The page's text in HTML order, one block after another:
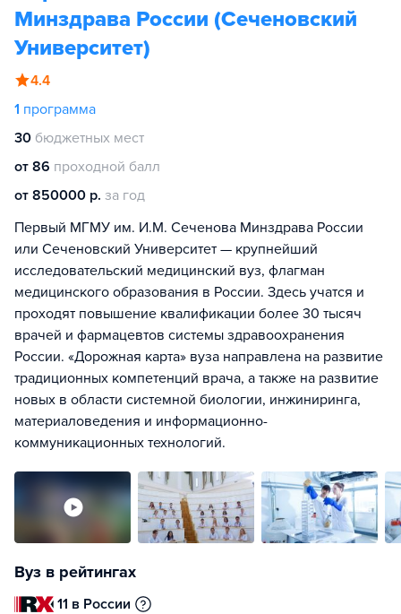
Минздрава России (Сеченовский
Университет)
4.4
1 программа
30 бюджетных мест
от 86 проходной балл
от 850000 р. за год
Первый МГМУ им. И.М. Сеченова Минздрава России
или Сеченовский Университет — крупнейший
исследовательский медицинский вуз, флагман
медицинского образования в России. Здесь учатся и
проходят повышение квалификации более 30 тысяч
врачей и фармацевтов системы здравоохранения
России. «Дорожная карта» вуза направлена на развитие
традиционных компетенций врача, а также на развитие
новых в области системной биологии, инжиниринга,
материаловедения и информационно-
коммуникационных технологий.
Вуз в рейтингах
11 в России